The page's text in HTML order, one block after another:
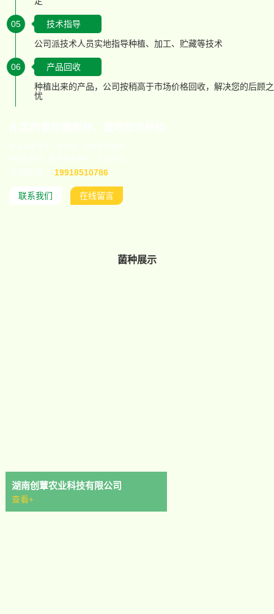
05
技术指导
公司派技术人员实地指导种植、加工、贮藏等技术
06
产品回收
种植出来的产品，公司按稍高于市场价格回收，解决您的后顾之
忧
19918510786
联系我们 在线留言
菌种展示
湖南创蕈农业科技有限公司
查看+